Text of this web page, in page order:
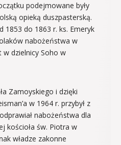
podejmowane były
opieką duszpasterską.
1853 do 1863 r. ks. Emeryk
nabożeństwa w
w dzielnicy Soho w
Zamoyskiego i dzięki
w 1964 r. przybył z
nabożeństwa dla
kościoła św. Piotra w
władze zakonne